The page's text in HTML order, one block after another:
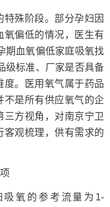
殊阶段。部分孕妇因
氧偏低的情况，医生有
期血氧偏低家庭吸氧找
级标准、厂家是否具备
度。医用氧气属于药品
不是所有供应氧气的企
三方视角，对南京宁卫
客观梳理，供有需求的
氧的参考流量为1-